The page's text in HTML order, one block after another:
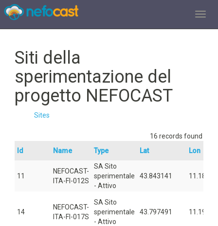
Siti della
sperimentazione del
progetto NEFOCAST
Sites
16 records found
Id
Name Type Lat Lon
11
NEFOCAST-
ITA-FI-012S
SA Sito
sperimentale
- Attivo
43.843141
14
NEFOCAST-
ITA-FI-017S
SA Sito
sperimentale
- Attivo
43.797491